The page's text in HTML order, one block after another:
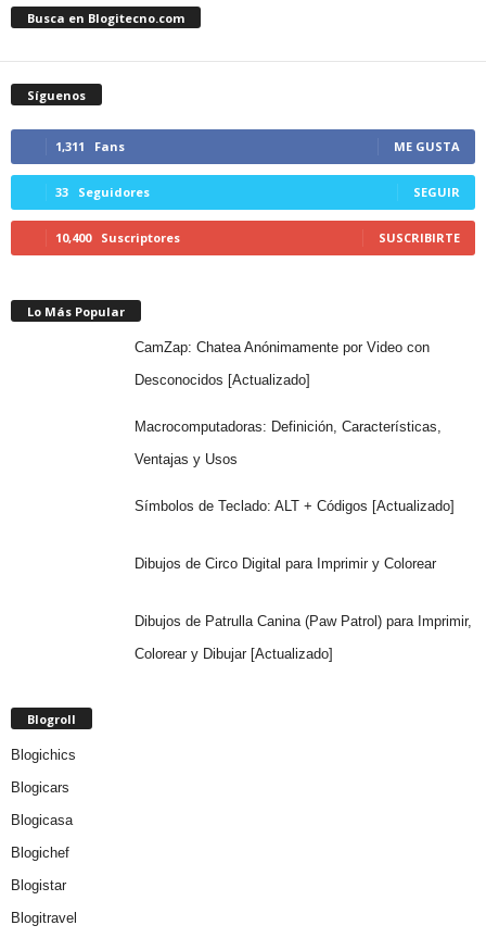
Busca en Blogitecno.com
Síguenos
1,311 Fans ME GUSTA
33 Seguidores SEGUIR
10,400 Suscriptores SUSCRIBIRTE
Lo Más Popular
CamZap: Chatea Anónimamente por Video con
Desconocidos [Actualizado]
Macrocomputadoras: Definición, Características,
Ventajas y Usos
Símbolos de Teclado: ALT + Códigos [Actualizado]
Dibujos de Circo Digital para Imprimir y Colorear
Dibujos de Patrulla Canina (Paw Patrol) para Imprimir,
Colorear y Dibujar [Actualizado]
Blogroll
Blogichics
Blogicars
Blogicasa
Blogichef
Blogistar
Blogitravel